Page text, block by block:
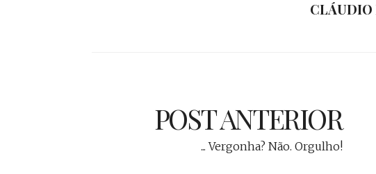
CLÁUDIO
POST ANTERIOR
... Vergonha? Não. Orgulho!